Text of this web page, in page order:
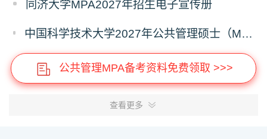
同济大学MPA2027年招生电子宣传册
中国科学技术大学2027年公共管理硕士（MPA）专业学位研究生招生通知
公共管理MPA备考资料免费领取 >>>
查看更多